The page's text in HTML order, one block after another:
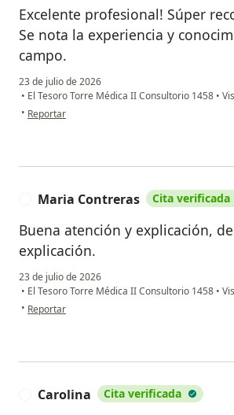
Excelente profesional! Súper
Se nota la experiencia y
campo.
23 de julio de 2026
• El Tesoro Torre Médica II Consultorio 1458 •
• en opinión del usuario Santiago Sánchez
Reportar
Maria Contreras Cita verificada
Buena atención y explicación,
explicación.
23 de julio de 2026
• El Tesoro Torre Médica II Consultorio 1458 •
• en opinión del usuario Maria Contreras
Reportar
Carolina Cita verificada